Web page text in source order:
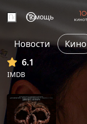
Помощь
Новости Кино
6.1
IMDB
+7